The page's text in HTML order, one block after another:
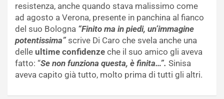
resistenza, anche quando stava malissimo come
ad agosto a Verona, presente in panchina al fianco
del suo Bologna “Finito ma in piedi, un’immagine
potentissima” scrive Di Caro che svela anche una
delle ultime confidenze che il suo amico gli aveva
fatto: “Se non funziona questa, è finita…”. Sinisa
aveva capito già tutto, molto prima di tutti gli altri.